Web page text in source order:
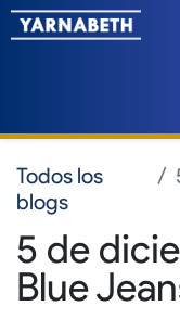
Todos los
blogs
5 de
Blue